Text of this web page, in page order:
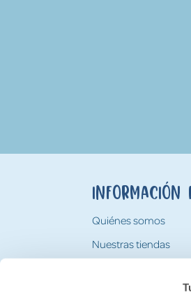
Información
Quiénes somos
Nuestras tiendas
Tarjeta Regalo Dideco